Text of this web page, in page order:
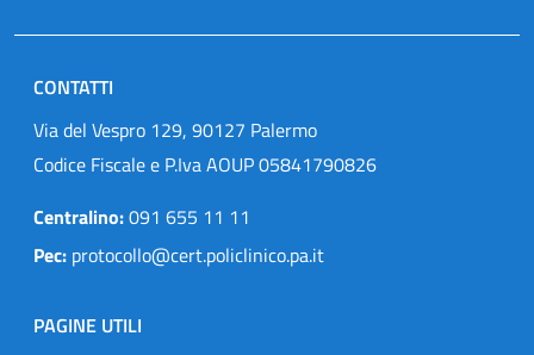
CONTATTI
Via del Vespro 129, 90127 Palermo
Codice Fiscale e P.Iva AOUP 05841790826
Centralino:091 655 11 11
Pec: protocollo@cert.policlinico.pa.it
PAGINE UTILI